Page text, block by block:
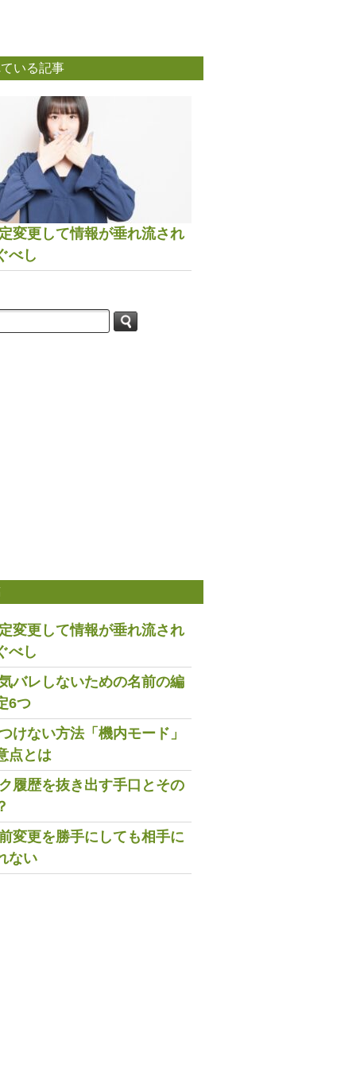
いる記事
変更して情報が垂れ流され
べし
変更して情報が垂れ流され
べし
バレしないための名前の編
6つ
けない方法「機内モード」
点とは
履歴を抜き出す手口とその
変更を勝手にしても相手に
ない